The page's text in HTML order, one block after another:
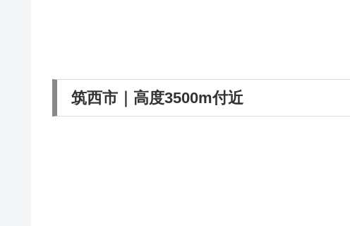
筑西市｜高度3500m付近